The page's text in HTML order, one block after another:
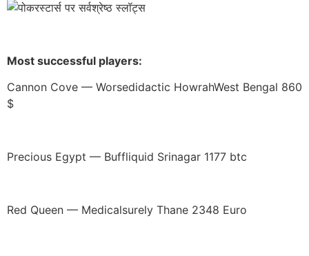
Most successful players:
Cannon Cove — Worsedidactic HowrahWest Bengal 860
$
Precious Egypt — Buffliquid Srinagar 1177 btc
Red Queen — Medicalsurely Thane 2348 Euro